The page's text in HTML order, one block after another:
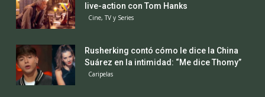
live-action con Tom Hanks
Cine, TV y Series
Rusherking contó cómo le dice la China
Suárez en la intimidad: “Me dice Thomy”
Caripelas